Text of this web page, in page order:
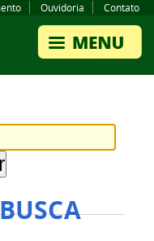
Ouvidoria Contato